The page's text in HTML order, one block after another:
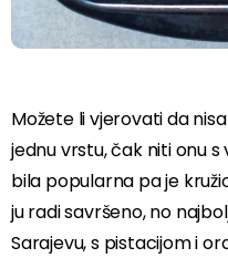
Možete li vjerovati da
jednu vrstu, čak niti onu
bila popularna pa je
ju radi savršeno, no
Sarajevu, s pistacijom i